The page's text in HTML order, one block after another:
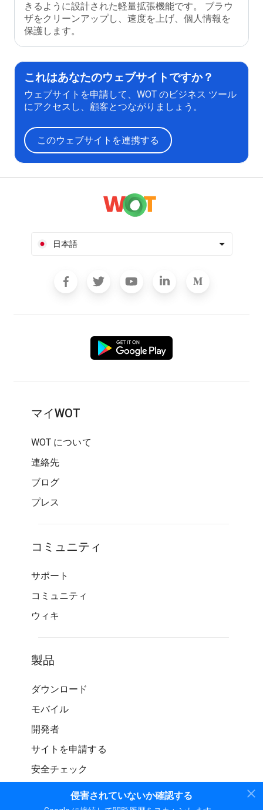
侵害されていないか確認する
きるように設計された軽量拡張機能です。 ブラウ
ザをクリーンアップし、速度を上げ、個人情報を
保護します。
これはあなたのウェブサイトですか？
ウェブサイトを申請して、WOT のビジネス ツール
にアクセスし、顧客とつながりましょう。
このウェブサイトを連携する
日本語
マイWOT
WOT について
連絡先
ブログ
プレス
コミュニティ
サポート
コミュニティ
ウィキ
製品
ダウンロード
モバイル
開発者
サイトを申請する
安全チェック